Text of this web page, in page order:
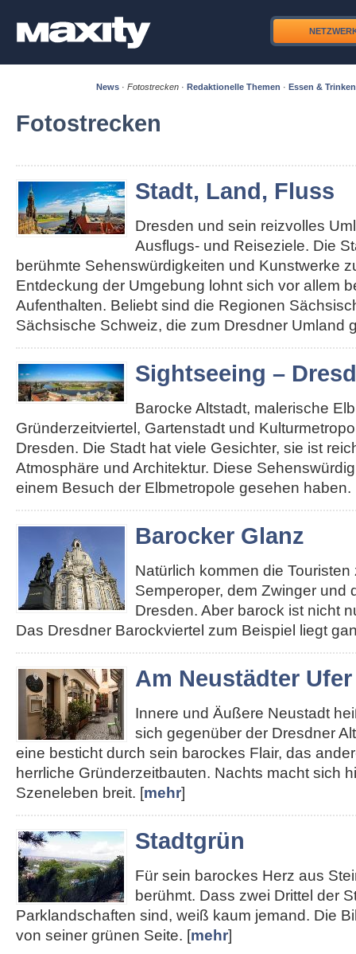
News· Fotostrecken· Redaktionelle Themen · Essen & Trinken
Fotostrecken
Stadt, Land, Fluss
Dresden und sein reizvolles
Ausflugs- und Reiseziele. Die
berühmte Sehenswürdigkeiten und Kunstwerke
Entdeckung der Umgebung lohnt sich vor allem
Aufenthalten. Beliebt sind die Regionen
Sächsische Schweiz, die zum Dresdner Umland
Sightseeing –
Barocke Altstadt, malerische
Gründerzeitviertel, Gartenstadt und
Dresden. Die Stadt hat viele Gesichter, sie ist
Atmosphäre und Architektur. Diese
einem Besuch der Elbmetropole gesehen haben.
Barocker Glanz
Natürlich kommen die
Semperoper, dem Zwinger und
Dresden. Aber barock ist nicht
Das Dresdner Barockviertel zum Beispiel liegt
Am Neustädter Ufer
Innere und Äußere Neustadt
sich gegenüber der Dresdner
eine besticht durch sein barockes Flair, das
herrliche Gründerzeitbauten. Nachts macht sich
Szeneleben breit. [mehr]
Stadtgrün
Für sein barockes Herz aus
berühmt. Dass zwei Drittel der
Parklandschaften sind, weiß kaum jemand. Die
von seiner grünen Seite. [mehr]